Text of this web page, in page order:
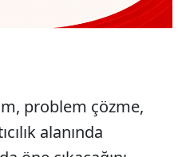
problem çözme,
alanında